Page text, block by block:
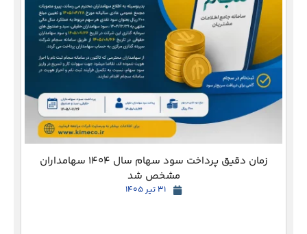
زمان دقیق پرداخت سود سهام سال 1404 سهامداران
مشخص شد
31 تیر 1405